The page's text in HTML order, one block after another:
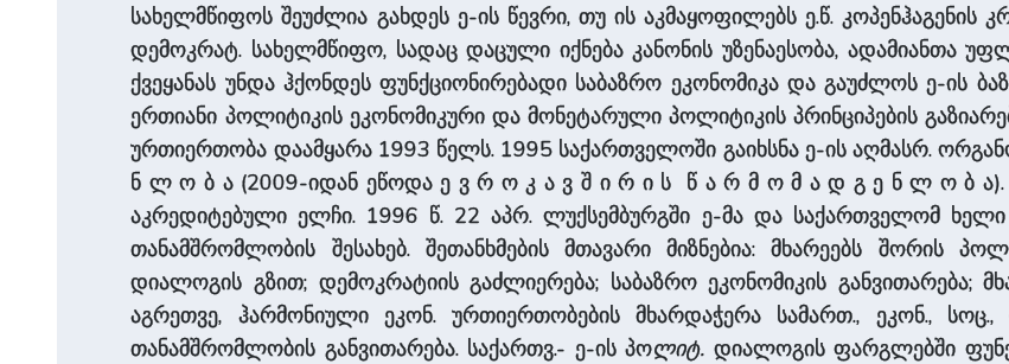
სახელმწიფოს შეუძლია გახდეს ე-ის წევრი, თუ ის აკმაყოფილებს ე.წ. კოპენჰაგენის
დემოკრატ. სახელმწიფო, სადაც დაცული იქნება კანონის უზენაესობა, ადამიანთა
ქვეყანას უნდა ჰქონდეს ფუნქციონირებადი საბაზრო ეკონომიკა და გაუძლოს ე-ის
ერთიანი პოლიტიკის ეკონომიკური და მონეტარული პოლიტიკის პრინციპების
ურთიერთობა დაამყარა 1993 წელს. 1995 საქართველოში გაიხსნა ე-ის აღმასრ.
ნ ლ ო ბ ა (2009-იდან ეწოდა ე ვ რ ო კ ა ვ შ ი რ ი ს წ ა რ მ ო მ ა დ გ ე ნ ლ ო ბ ა).
აკრედიტებული ელჩი. 1996 წ. 22 აპრ. ლუქსემბურგში ე-მა და საქართველომ ხელი
თანამშრომლობის შესახებ. შეთანხმების მთავარი მიზნებია: მხარეებს შორის
დიალოგის გზით; დემოკრატიის გაძლიერება; საბაზრო ეკონომიკის განვითარება;
აგრეთვე, ჰარმონიული ეკონ. ურთიერთობების მხარდაჭერა სამართ., ეკონ.,
თანამშრომლობის განვითარება. საქართვ.- ე-ის პოლიტ. დიალოგის ფარგლებში